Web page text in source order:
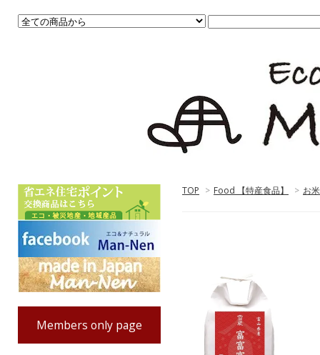
TOP > Food 【特産食品】 > お米
Members only page